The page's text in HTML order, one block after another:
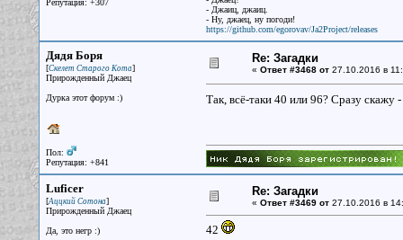
Репутация: +307
- Джаиц, джаиц.
- Ну, джаец, ну погоди!
https://github.com/egorovav/Ja2Project/releases
Дядя Боря
[Скелет Старого Кота]
Прирожденный Джаец
Дурка этот форум :)
Пол:
Репутация: +841
Re: Загадки
« Ответ #3468 от27.10.2016 в
Так, всё-таки 40 или 96? Сразу скажу
Luficer
[Аццкий Сотона]
Прирожденный Джаец
Да, это негр :)
Re: Загадки
« Ответ #3469 от27.10.2016 в
42